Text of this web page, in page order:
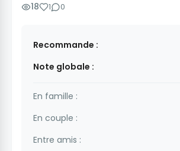
18 1 0
Recommande :
Note globale :
En famille :
En couple :
Entre amis :